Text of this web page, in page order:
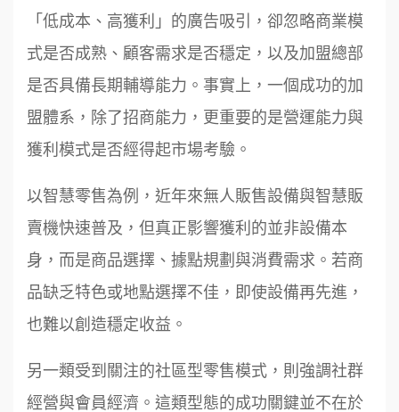
「低成本、高獲利」的廣告吸引，卻忽略商業模
式是否成熟、顧客需求是否穩定，以及加盟總部
是否具備長期輔導能力。事實上，一個成功的加
盟體系，除了招商能力，更重要的是營運能力與
獲利模式是否經得起市場考驗。
以智慧零售為例，近年來無人販售設備與智慧販
賣機快速普及，但真正影響獲利的並非設備本
身，而是商品選擇、據點規劃與消費需求。若商
品缺乏特色或地點選擇不佳，即使設備再先進，
也難以創造穩定收益。
另一類受到關注的社區型零售模式，則強調社群
經營與會員經濟。這類型態的成功關鍵並不在於